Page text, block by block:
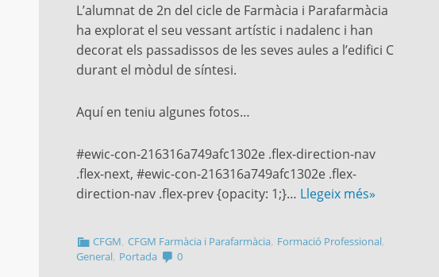
L’alumnat de 2n del cicle de Farmàcia i Parafarmàcia
ha explorat el seu vessant artístic i nadalenc i han
decorat els passadissos de les seves aules a l’edifici C
durant el mòdul de síntesi.
Aquí en teniu algunes fotos…
#ewic-con-216316a749afc1302e .flex-direction-nav
.flex-next, #ewic-con-216316a749afc1302e .flex-
direction-nav .flex-prev {opacity: 1;}… Llegeix més»
CFGM ,CFGM Farmàcia i Parafarmàcia Formació Professional
General Portada 0